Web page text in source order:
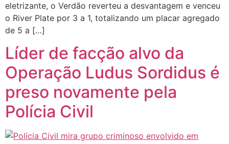
eletrizante, o Verdão reverteu a desvantagem e venceu
o River Plate por 3 a 1, totalizando um placar agregado
de 5 a […]
Líder de facção alvo da
Operação Ludus Sordidus é
preso novamente pela
Polícia Civil